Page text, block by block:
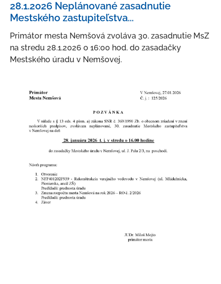
O meste
Ubytovanie a stravovanie
Strategické dokumenty
Mapový portál
Nemšovský spravodajca
Mestský rozhlas
Odpadové hospodárstvo
Verejno-prospešné služby
Fotogaléria
28.1.2026 Neplánované zasadnutie
Mestského zastupiteľstva...
Primátor mesta Nemšová zvoláva 30. zasadnutie MsZ
na stredu 28.1.2026 o 16:00 hod. do zasadačky
Mestského úradu v Nemšovej.